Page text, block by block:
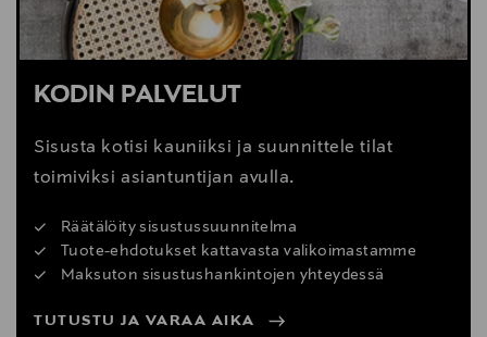
KODIN PALVELUT
Sisusta kotisi kauniiksi ja suunnittele tilat
toimiviksi asiantuntijan avulla.
Räätälöity sisustussuunnitelma
Tuote-ehdotukset kattavasta valikoimastamme
Maksuton sisustushankintojen yhteydessä
TUTUSTU JA VARAA AIKA